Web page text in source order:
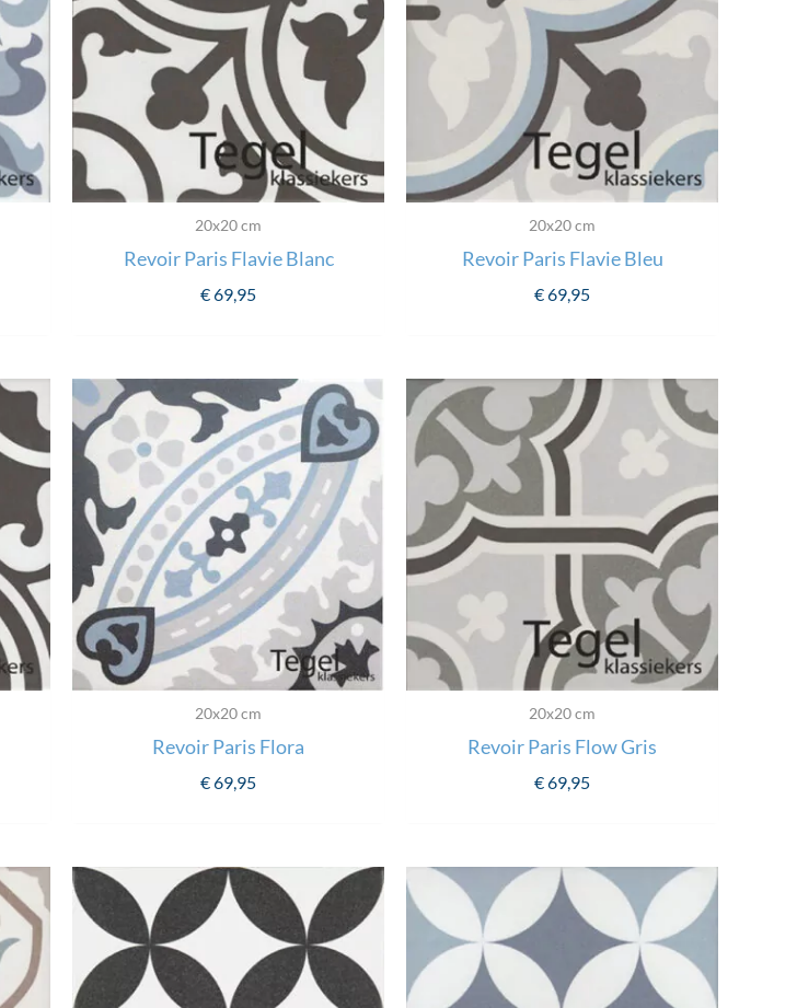
20x20 cm
Revoir Paris Flavie Blanc
€69,95
20x20 cm
Revoir Paris Flavie Bleu
€69,95
20x20 cm
Revoir Paris Flora
€69,95
20x20 cm
Revoir Paris Flow Gris
€69,95